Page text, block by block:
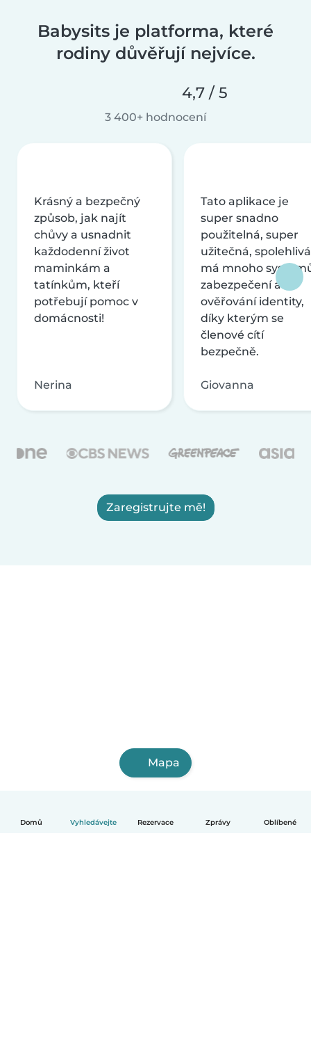
Domů Vyhledávejte Rezervace Zprávy Oblíbené
Babysits je platforma, které
rodiny důvěřují nejvíce.
4,7 / 5
3 400+ hodnocení
Krásný a bezpečný
způsob, jak najít
chůvy a usnadnit
každodenní život
maminkám a
tatínkům, kteří
potřebují pomoc v
domácnosti!
Nerina
Tato aplikace je
super snadno
použitelná, super
užitečná,
má mnoho
zabezpečení a
ověřování identity,
díky kterým se
členové cítí
bezpečně.
Giovanna
Zaregistrujte mě!
Mapa